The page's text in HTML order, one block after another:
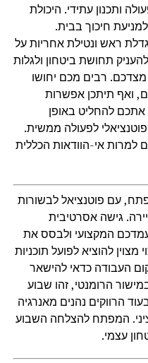
ותכנון עתידי. היכולת
למניעת חיכוך בבית.
ראש ונטילת אחריות על
תחושת ביטחון ולגלות
רבים מכם יחושו
ואף תיתכן אפשרות
להחליט באופן
לפעולה ממשית.
למרות אי-הוודאות הכללית
עם פוטנציאל לבשורות
גישה אסרטיבית
המקצועי ולבסס את
להוציא לפועל תוכניות
העבודה כדאי להישאר
הרומנטי, זהו שבוע
הרווקים נהנים מאנרגיה
המפתח להצלחה השבוע
עצמי.